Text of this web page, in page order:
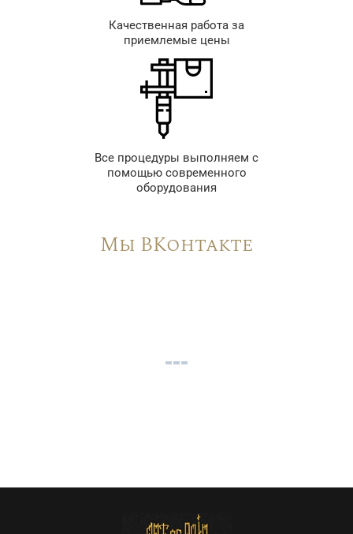
Качественная работа за
приемлемые цены
Все процедуры выполняем с
помощью современного
оборудования
Мы ВКонтакте